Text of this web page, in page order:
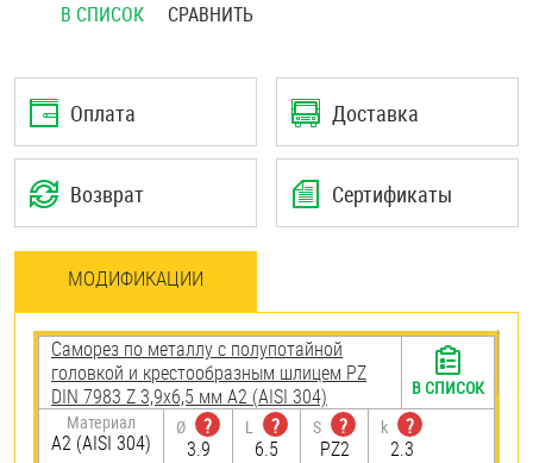
В СПИСОК СРАВНИТЬ
Оплата Доставка
Возврат Сертификаты
МОДИФИКАЦИИ
Саморез по металлу с полупотайной
головкой и крестообразным шлицем PZ
DIN 7983 Z 3,9х6,5 мм А2 (AISI 304)
Материал
А2 (AISI 304)
Ø
?
3.9
L
?
6.5
S
?
PZ2
k
?
2.3
В СПИСОК